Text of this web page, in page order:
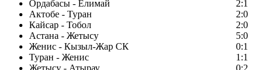
Ордабасы - Елимай
2:1
Актобе - Туран
2:0
Кайсар - Тобол
2:0
Астана - Жетысу
5:0
Женис - Кызыл-Жар СК
0:1
Туран - Женис
1:1